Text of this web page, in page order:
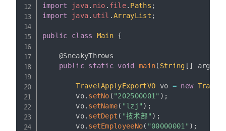
import
java. nio . file. Paths ;
import
java. util .ArrayList ;
public class Main {
@SneakyThrows
public static void main( String [ ] args
TravelApplyExportVO vo = new
        vo
. setNo ( "202500001" ) ;
        vo
. setName( "lzj" ) ;
        vo
. setDept ( "技术部" ) ;
        vo
. setEmployeeNo( "00000001" ) ;